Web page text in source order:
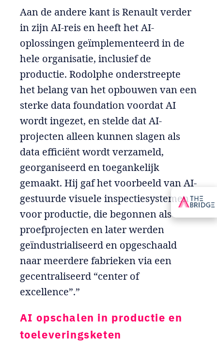
Aan de andere kant is Renault verder
in zijn AI-reis en heeft het AI-
oplossingen geïmplementeerd in de
hele organisatie, inclusief de
productie. Rodolphe onderstreepte
het belang van het opbouwen van een
sterke data foundation voordat AI
wordt ingezet, en stelde dat AI-
projecten alleen kunnen slagen als
data efficiënt wordt verzameld,
georganiseerd en toegankelijk
gemaakt. Hij gaf het voorbeeld van AI-
gestuurde visuele inspectiesystemen
voor productie, die begonnen als
proefprojecten en later werden
geïndustrialiseerd en opgeschaald
naar meerdere fabrieken via een
gecentraliseerd “center of
excellence”.”
AI opschalen in productie en
toeleveringsketen